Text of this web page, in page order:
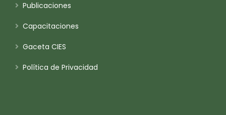
Publicaciones
Capacitaciones
Gaceta CIES
Política de Privacidad